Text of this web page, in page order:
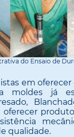
do Ensaio de
em
moldes já
qualidade.